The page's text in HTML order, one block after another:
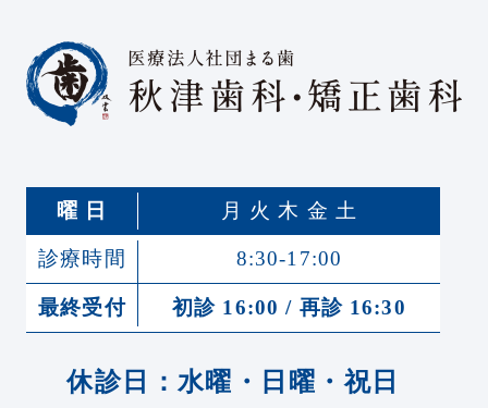
曜 日 月 火 木 金 土
診療時間 8:30-17:00
最終受付 初診 16:00 / 再診 16:30
休診日：水曜・日曜・祝日